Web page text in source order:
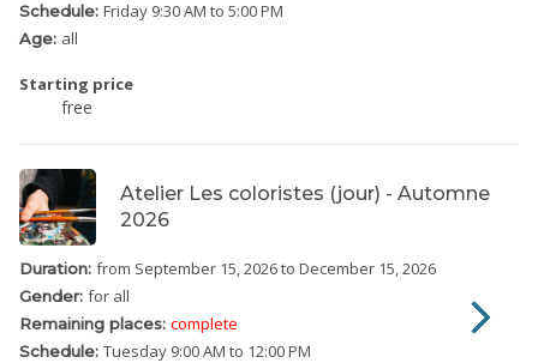
Schedule: Friday 9:30 AM to 5:00 PM
Age: all
Starting price
free
Atelier Les coloristes (jour) - Automne
2026
Duration: from September 15, 2026to December 15, 2026
Gender: for all
Remaining places: complete
Schedule: Tuesday 9:00 AM to 12:00 PM